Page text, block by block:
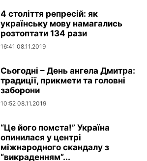
4 століття репресій: як
українську мову намагались
розтоптати 134 рази
16:41 08.11.2019
Сьогодні – День ангела Дмитра:
традиції, прикмети та головні
заборони
10:52 08.11.2019
“Це його помста!” Україна
опинилася у центрі
міжнародного скандалу з
“викраденням”...